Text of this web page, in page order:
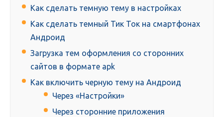
Как сделать темную тему в настройках
Как сделать темный Тик Ток на смартфонах
Андроид
Загрузка тем оформления со сторонних
сайтов в формате apk
Как включить черную тему на Андроид
Через «Настройки»
Через сторонние приложения